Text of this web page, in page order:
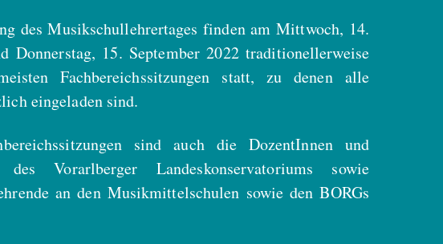
des Musikschullehrertages finden am Mittwoch, 14.
Donnerstag, 15. September 2022 traditionellerweise
Fachbereichssitzungen statt, zu denen alle
eingeladen sind.
sind auch die DozentInnen und
des Vorarlberger Landeskonservatoriums sowie
an den Musikmittelschulen sowie den BORGs